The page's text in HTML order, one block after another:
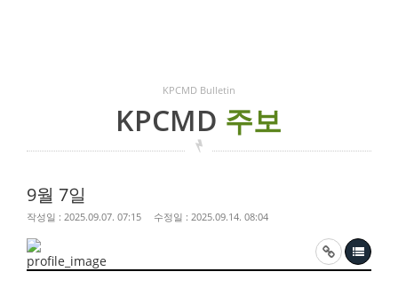
KPCMD Bulletin
KPCMD 주보
9월 7일
작성일 : 2025.09.07. 07:15 수정일 : 2025.09.14. 08:04